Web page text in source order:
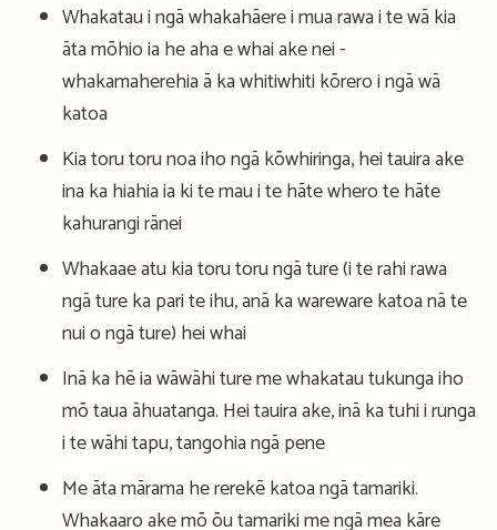
Whakatau i ngā whakahāere i mua rawa i te wā kia
āta mōhio ia he aha e whai ake nei -
whakamaherehia ā ka whitiwhiti kōrero i ngā wā
katoa
Kia toru toru noa iho ngā kōwhiringa, hei tauira ake
ina ka hiahia ia ki te mau i te hāte whero te hāte
kahurangi rānei
Whakaae atu kia toru toru ngā ture (i te rahi rawa
ngā ture ka pari te ihu, anā ka wareware katoa nā te
nui o ngā ture) hei whai
Inā ka hē ia wāwāhi ture me whakatau tukunga iho
mō taua āhuatanga. Hei tauira ake, inā ka tuhi i runga
i te wāhi tapu, tangohia ngā pene
Me āta mārama he rerekē katoa ngā tamariki.
Whakaaro ake mō ōu tamariki me ngā mea kāre